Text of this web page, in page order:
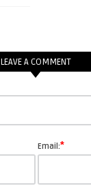
LEAVE A COMMENT
Email:*